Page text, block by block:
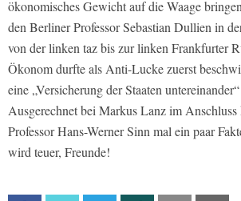
ökonomisches Gewicht auf die Waage
den Berliner Professor Sebastian Dullien in
von der linken taz bis zur linken Frankfurter
Ökonom durfte als Anti-Lucke zuerst
eine „Versicherung der Staaten
Ausgerechnet bei Markus Lanz im Anschluss
Professor Hans-Werner Sinn mal ein paar
wird teuer, Freunde!